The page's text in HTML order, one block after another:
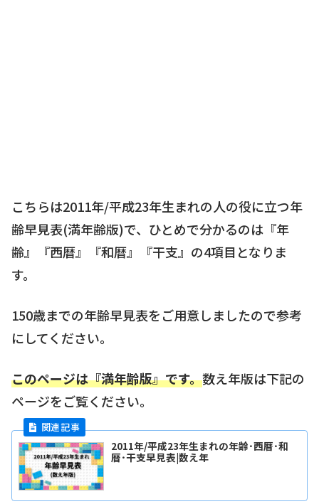
こちらは2011年/平成23年生まれの人の役に立つ年
齢早見表(満年齢版)で、ひとめで分かるのは『年
齢』『西暦』『和暦』『干支』の4項目となりま
す。
150歳までの年齢早見表をご用意しましたので参考
にしてください。
このページは『満年齢版』です。数え年版は下記の
ページをご覧ください。
2011年/平成23年生まれの年齢･西暦･和
暦･干支早見表|数え年